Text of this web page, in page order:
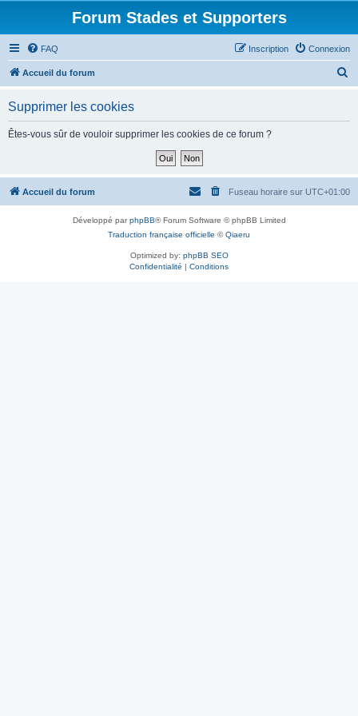
Forum Stades et Supporters
FAQ Connexion
Inscription
Accueil du forum
h
Supprimer les cookies
Êtes-vous sûr de vouloir supprimer les cookies de ce forum ?
Accueil du forum Fuseau horaire sur UTC+01:00
Développé parphpBB® Forum Software © phpBB Limited
Traduction française officielle ©Qiaeru
Optimized by: phpBB SEO
Confidentialité | Conditions